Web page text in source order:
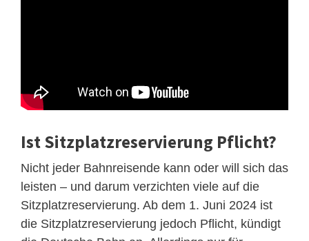
Ist Sitzplatzreservierung Pflicht?
Nicht jeder Bahnreisende kann oder will sich das
leisten – und darum verzichten viele auf die
Sitzplatzreservierung. Ab dem 1. Juni 2024 ist
die Sitzplatzreservierung jedoch Pflicht, kündigt